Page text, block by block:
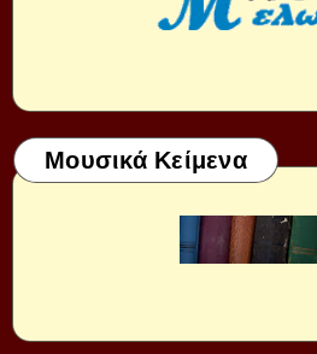
Μουσικά Κείμενα